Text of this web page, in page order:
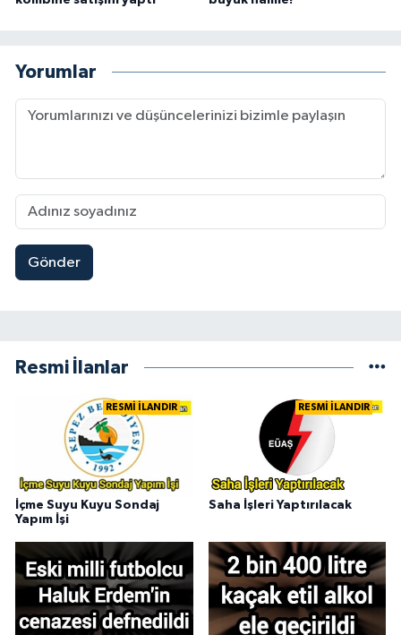
Yorumlar
Gönder
Resmi İlanlar
RESMİ İLANDIR
İçme Suyu Kuyu Sondaj
Yapım İşi
RESMİ İLANDIR
Saha İşleri Yaptırılacak